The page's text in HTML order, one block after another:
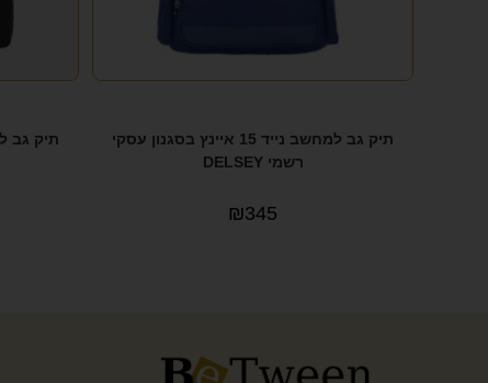
תיק גב למחשב נייד 15 איינץ בסגנון עסקי
רשמי DELSEY
₪345